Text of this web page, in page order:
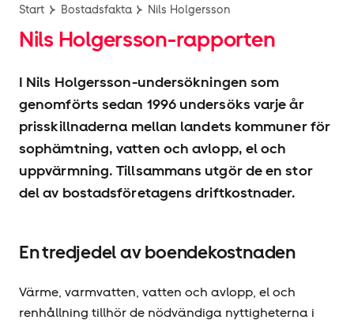
Start Bostadsfakta Nils Holgersson
Nils Holgersson-rapporten
I Nils Holgersson-undersökningen som
genomförts sedan 1996 undersöks varje år
prisskillnaderna mellan landets kommuner för
sophämtning, vatten och avlopp, el och
uppvärmning. Tillsammans utgör de en stor
del av bostadsföretagens driftkostnader.
En tredjedel av boendekostnaden
Värme, varmvatten, vatten och avlopp, el och
renhållning tillhör de nödvändiga nyttigheterna i